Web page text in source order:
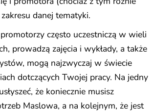
danej tematyki.
często uczestniczą w wieli
prowadzą zajęcia i wykłady, a także
mogą najzwyczaj w świecie
dotczących Twojej pracy. Na jedny
że koniecznie musisz
Maslowa, a na kolejnym, że jest